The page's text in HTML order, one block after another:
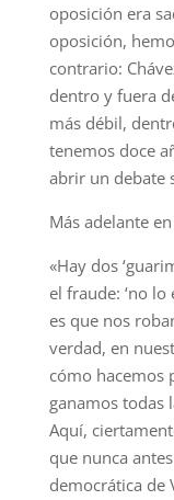
oposición era
oposición,
contrario:
dentro y fuera
más débil,
tenemos doce
abrir un debate
Más adelante
«Hay dos
el fraude: ‘no
es que nos
verdad, en
cómo hacemos
ganamos todas
Aquí,
que nunca
democrática de